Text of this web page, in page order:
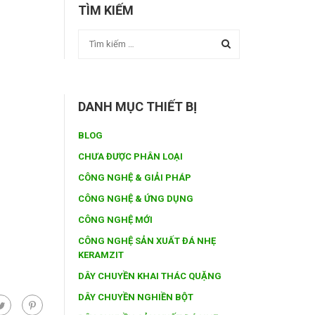
TÌM KIẾM
DANH MỤC THIẾT BỊ
BLOG
CHƯA ĐƯỢC PHÂN LOẠI
CÔNG NGHỆ & GIẢI PHÁP
CÔNG NGHỆ & ỨNG DỤNG
CÔNG NGHỆ MỚI
CÔNG NGHỆ SẢN XUẤT ĐÁ NHẸ
KERAMZIT
DÂY CHUYỀN KHAI THÁC QUẶNG
DÂY CHUYỀN NGHIỀN BỘT